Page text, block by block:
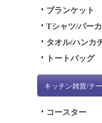
ブランケット
Tシャツ/パー
タオル/ハンカ
トートバッグ
キッチン雑貨/テ
コースター